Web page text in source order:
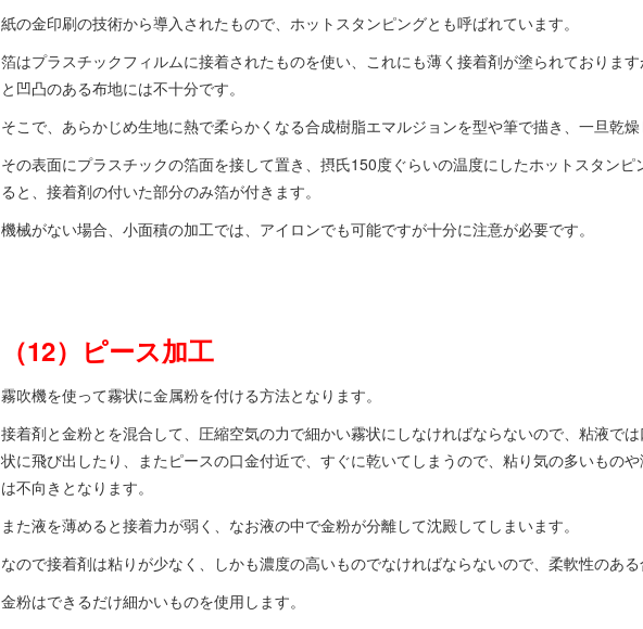
紙の金印刷の技術から導入されたもので、ホットスタンピングとも呼ばれています。
箔はプラスチックフィルムに接着されたものを使い、これにも薄く接着剤が塗られておりま
と凹凸のある布地には不十分です。
そこで、あらかじめ生地に熱で柔らかくなる合成樹脂エマルジョンを型や筆で描き、一旦乾燥
その表面にプラスチックの箔面を接して置き、摂氏150度ぐらいの温度にしたホットスタンピ
ると、接着剤の付いた部分のみ箔が付きます。
機械がない場合、小面積の加工では、アイロンでも可能ですが十分に注意が必要です。
（12）ピース加工
霧吹機を使って霧状に金属粉を付ける方法となります。
接着剤と金粉とを混合して、圧縮空気の力で細かい霧状にしなければならないので、粘液で
状に飛び出したり、またピースの口金付近で、すぐに乾いてしまうので、粘り気の多いもの
は不向きとなります。
また液を薄めると接着力が弱く、なお液の中で金粉が分離して沈殿してしまいます。
なので接着剤は粘りが少なく、しかも濃度の高いものでなければならないので、柔軟性のある
金粉はできるだけ細かいものを使用します。